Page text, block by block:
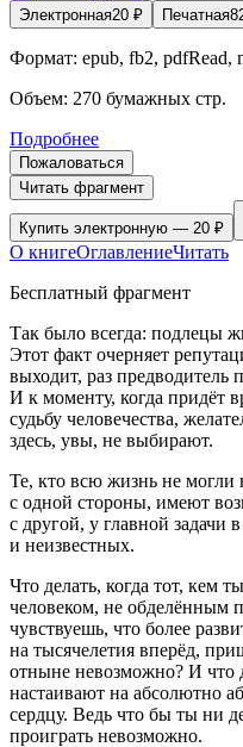
Электронная20 ₽ Печатная
Формат: epub, fb2, pdfRead,
Объем: 270 бумажных стр.
Подробнее
Пожаловаться
Читать фрагмент
Купить электронную — 20 ₽
О книгеОглавлениеЧитать
Бесплатный фрагмент
Так было всегда: подлецы
Этот факт очерняет
выходит, раз предводитель
И к моменту, когда придёт
судьбу человечества,
здесь, увы, не выбирают.
Те, кто всю жизнь не могли
с одной стороны, имеют
с другой, у главной
и неизвестных.
Что делать, когда тот, кем
человеком, не обделённым
чувствуешь, что более
на тысячелетия вперёд,
отныне невозможно? И что
настаивают на абсолютно
сердцу. Ведь что бы ты ни
проиграть невозможно.